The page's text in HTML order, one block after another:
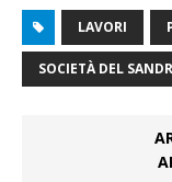
LAVORI
SOCIETÀ DEL